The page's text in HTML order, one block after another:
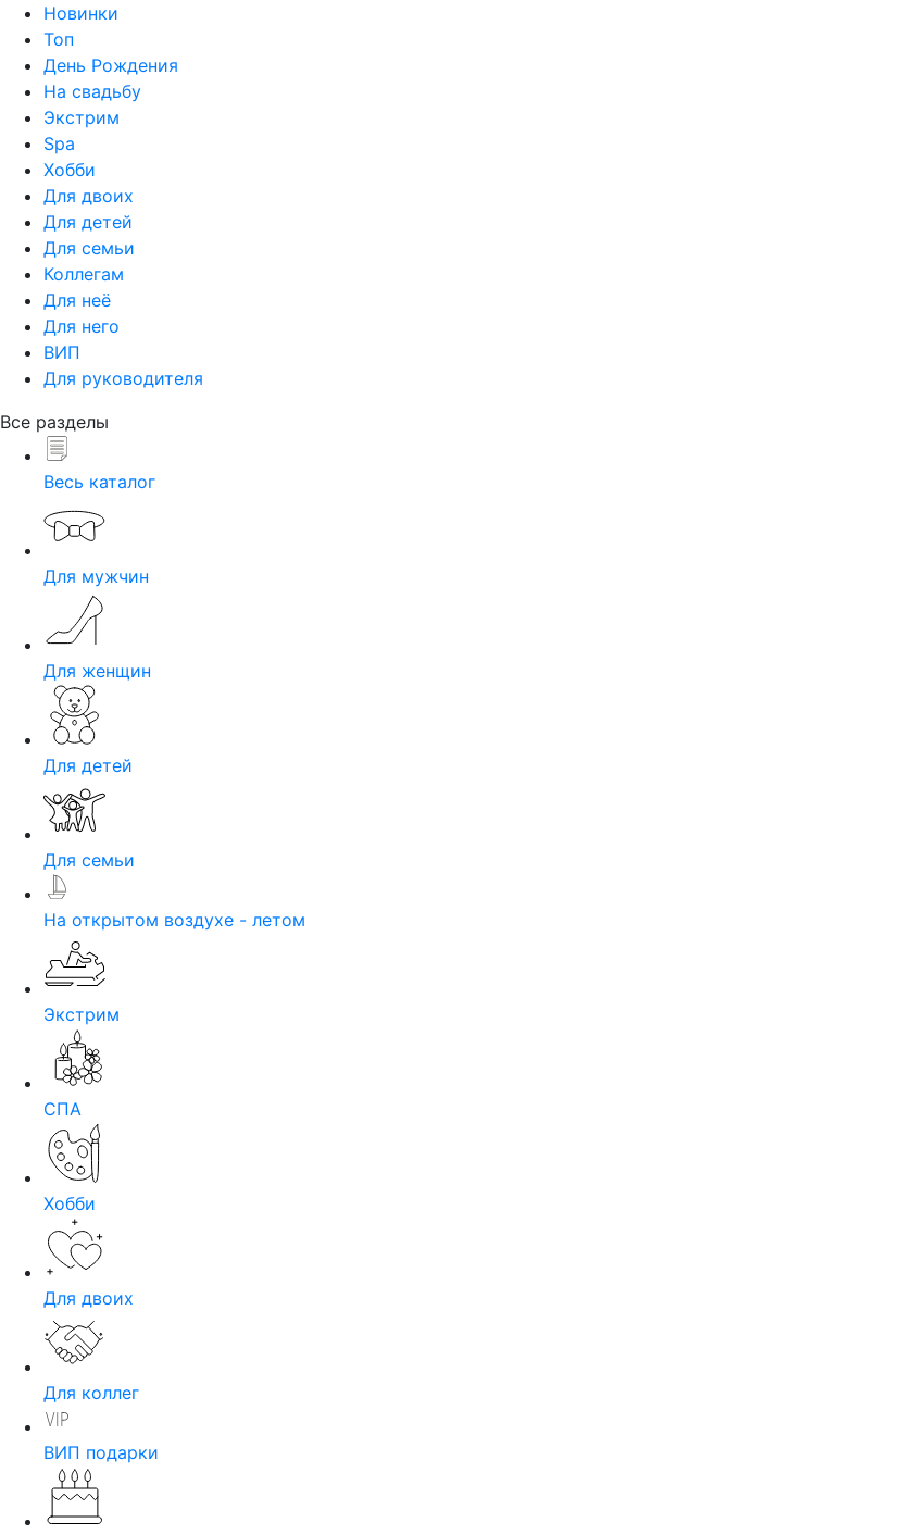
Новинки
Топ
День Рождения
На свадьбу
Экстрим
Spa
Хобби
Для двоих
Для детей
Для семьи
Коллегам
Для неё
Для него
ВИП
Для руководителя
Все разделы
Весь каталог
Для мужчин
Для женщин
Для детей
Для семьи
На открытом воздухе - летом
Экстрим
СПА
Хобби
Для двоих
Для коллег
ВИП подарки